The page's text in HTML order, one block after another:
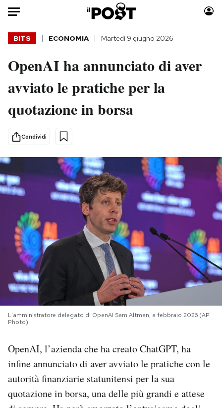
Auto
Italia
Politica
Tecnologia
Internet
Economia
Libri
Consumismi
Europa
Altrecose
Mondiali calcio 2026
PODCAST
NEWSLETTER
I MIEI PREFERITI
CALENDARIO
AREA PERSONALE
BITS ECONOMIA Martedì 9 giugno 2026
OpenAI ha annunciato di aver
avviato le pratiche per la
quotazione in borsa
Condividi
L'amministratore delegato di OpenAI Sam Altman, a febbraio 2026 (AP
Photo)
OpenAI, l’azienda che ha creato ChatGPT, ha
infine annunciato di aver avviato le pratiche con le
autorità finanziarie statunitensi per la sua
quotazione in borsa, una delle più grandi e attese